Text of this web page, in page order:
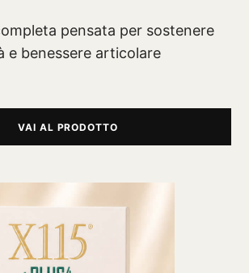
pensata per sostenere
e benessere articolare
VAI AL PRODOTTO